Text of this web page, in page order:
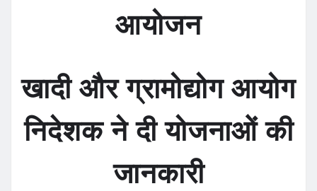
आयोजन
खादी और ग्रामोद्योग आयोग
निदेशक ने दी योजनाओं की
जानकारी